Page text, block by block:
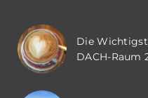
Die
DACH-Raum